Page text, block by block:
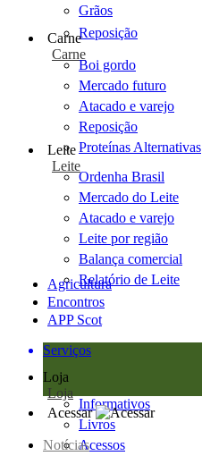
Grãos
Reposição
Carne
Carne
Boi gordo
Mercado futuro
Atacado e varejo
Reposição
Proteínas Alternativas
Leite
Leite
Ordenha Brasil
Mercado do Leite
Atacado e varejo
Leite por região
Balança comercial
Relatório de Leite
Agricultura
Encontros
APP Scot
Serviços
Loja
Loja
Informativos
Livros
Acessos
Acessar
Notícias